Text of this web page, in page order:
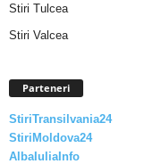
Stiri Tulcea
Stiri Valcea
Parteneri
StiriTransilvania24
StiriMoldova24
AlbaIuliaInfo